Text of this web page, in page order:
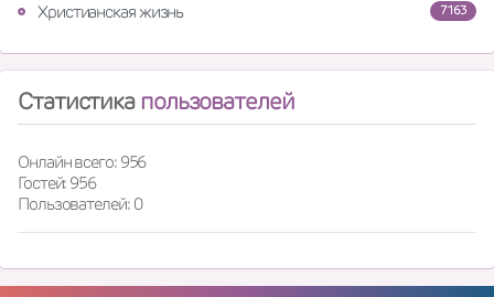
7163
Христианская жизнь
Статистика пользователей
Онлайн всего: 956
Гостей: 956
Пользователей: 0